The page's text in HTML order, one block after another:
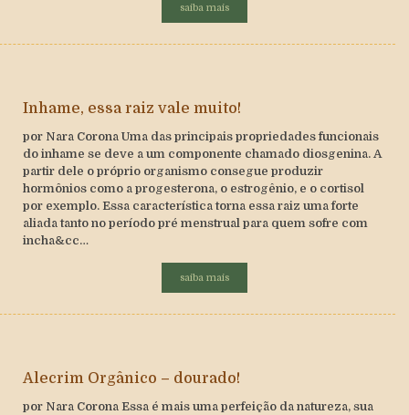
saiba mais
Inhame, essa raiz vale muito!
por Nara Corona Uma das principais propriedades funcionais
do inhame se deve a um componente chamado diosgenina. A
partir dele o próprio organismo consegue produzir
hormônios como a progesterona, o estrogênio, e o cortisol
por exemplo. Essa característica torna essa raiz uma forte
aliada tanto no período pré menstrual para quem sofre com
incha&cc…
saiba mais
Alecrim Orgânico – dourado!
por Nara Corona Essa é mais uma perfeição da natureza, sua